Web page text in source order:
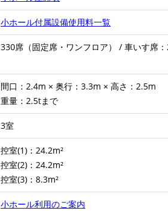
小ホール付属設備使用料一覧
330席（固定席・ワンフロア） / 車いす席
間口：2.4m × 奥行：3.3m × 高さ：2.5m
重量：2.5tまで
3室
控室(1)：24.2m²
控室(2)：24.2m²
控室(3)：8.3m²
小ホール利用のご案内